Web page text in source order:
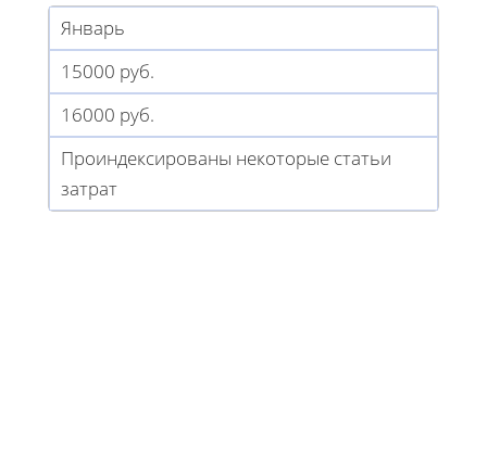
Январь
15000 руб.
16000 руб.
Проиндексированы некоторые статьи
затрат